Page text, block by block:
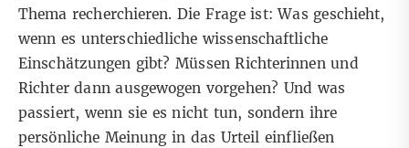
Thema recherchieren. Die Frage ist: Was geschieht,
wenn es unterschiedliche wissenschaftliche
Einschätzungen gibt? Müssen Richterinnen und
Richter dann ausgewogen vorgehen? Und was
passiert, wenn sie es nicht tun, sondern ihre
persönliche Meinung in das Urteil einfließen